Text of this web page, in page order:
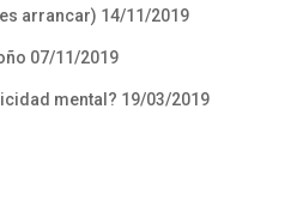
arrancar) 14/11/2019
07/11/2019
mental? 19/03/2019